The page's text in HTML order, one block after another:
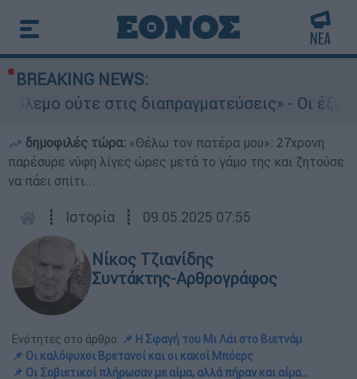
BREAKING NEWS:
- Οι έξι όροι του Ιράν προς
δημοφιλές τώρα: «Θέλω τον πατέρα μου»: 27χρονη
παρέσυρε νύφη λίγες ώρες μετά το γάμο της και ζητούσε
να πάει σπίτι...
┋ Ιστορία ┋ 09.05.2025 07:55
Νίκος Τζιανίδης
Συντάκτης-Αρθρογράφος
Ενότητες στο άρθρο: 📌 Η Σφαγή του Μι Λάι στο Βιετνάμ
📌 Οι καλόψυχοι Βρετανοί και οι κακοί Μπόερς
📌 Οι Σοβιετικοί πλήρωσαν με αίμα, αλλά πήραν και αίμα…